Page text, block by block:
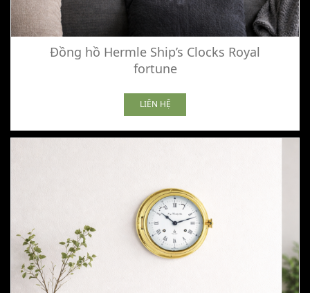
Đồng hồ Hermle Ship’s Clocks Royal
fortune
LIÊN HỆ